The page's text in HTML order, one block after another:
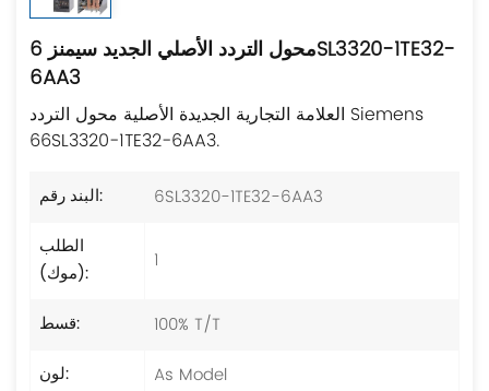
محول التردد الأصلي الجديد سيمنز 6SL3320-1TE32-
6AA3
العلامة التجارية الجديدة الأصلية محول التردد Siemens
66SL3320-1TE32-6AA3.
البند رقم:
6SL3320-1TE32-6AA3
الطلب
(موك):
1
قسط:
100% T/T
لون:
As Model